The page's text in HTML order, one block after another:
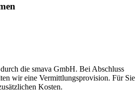
die smava GmbH. Bei Abschluss
wir eine Vermittlungsprovision. Für Sie
Kosten.